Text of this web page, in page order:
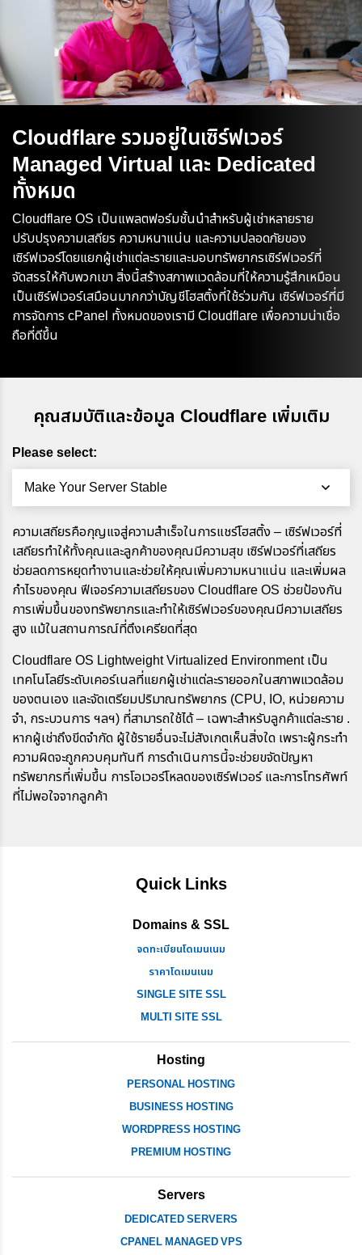
Cloudflare รวมอยู่ในเซิร์ฟเวอร์
Managed Virtual และ Dedicated
ทั้งหมด
Cloudflare OS เป็นแพลตฟอร์มชั้นนำสำหรับผู้เช่าหลายราย
ปรับปรุงความเสถียร ความหนาแน่น และความปลอดภัยของ
เซิร์ฟเวอร์โดยแยกผู้เช่าแต่ละรายและมอบทรัพยากรเซิร์ฟเวอร์ที่
จัดสรรให้กับพวกเขา สิ่งนี้สร้างสภาพแวดล้อมที่ให้ความรู้สึกเหมือน
เป็นเซิร์ฟเวอร์เสมือนมากกว่าบัญชีโฮสติ้งที่ใช้ร่วมกัน เซิร์ฟเวอร์ที่มี
การจัดการ cPanel ทั้งหมดของเรามี Cloudflare เพื่อความน่าเชื่อ
ถือที่ดีขึ้น
คุณสมบัติและข้อมูล Cloudflare เพิ่มเติม
Please select:
Make Your Server Stable
ความเสถียรคือกุญแจสู่ความสำเร็จในการแชร์โฮสติ้ง – เซิร์ฟเวอร์ที่
เสถียรทำให้ทั้งคุณและลูกค้าของคุณมีความสุข เซิร์ฟเวอร์ที่เสถียร
ช่วยลดการหยุดทำงานและช่วยให้คุณเพิ่มความหนาแน่น และเพิ่มผล
กำไรของคุณ ฟีเจอร์ความเสถียรของ Cloudflare OS ช่วยป้องกัน
การเพิ่มขึ้นของทรัพยากรและทำให้เซิร์ฟเวอร์ของคุณมีความเสถียร
สูง แม้ในสถานการณ์ที่ตึงเครียดที่สุด
Cloudflare OS Lightweight Virtualized Environment เป็น
เทคโนโลยีระดับเคอร์เนลที่แยกผู้เช่าแต่ละรายออกในสภาพแวดล้อม
ของตนเอง และจัดเตรียมปริมาณทรัพยากร (CPU, IO, หน่วยความ
จำ, กระบวนการ ฯลฯ) ที่สามารถใช้ได้ – เฉพาะสำหรับลูกค้าแต่ละราย .
หากผู้เช่าถึงขีดจำกัด ผู้ใช้รายอื่นจะไม่สังเกตเห็นสิ่งใด เพราะผู้กระทำ
ความผิดจะถูกควบคุมทันที การดำเนินการนี้จะช่วยขจัดปัญหา
ทรัพยากรที่เพิ่มขึ้น การโอเวอร์โหลดของเซิร์ฟเวอร์ และการโทรศัพท์
ที่ไม่พอใจจากลูกค้า
Quick Links
Domains & SSL
จดทะเบียนโดเมนเนม
ราคาโดเมนเนม
SINGLE SITE SSL
MULTI SITE SSL
Hosting
PERSONAL HOSTING
BUSINESS HOSTING
WORDPRESS HOSTING
PREMIUM HOSTING
Servers
DEDICATED SERVERS
CPANEL MANAGED VPS